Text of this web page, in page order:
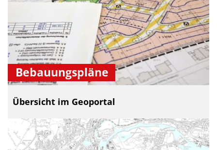
Bebauungspläne
Übersicht im Geoportal